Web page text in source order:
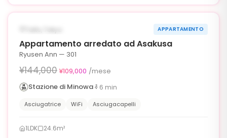
‹ ›
APPARTAMENTO
Appartamento arredato ad Asakusa
Ryusen Ann — 301
¥144,000 ¥109,000 /mese
Stazione di Minowa
6 min
Asciugatrice WiFi Asciugacapelli
1LDK
24.6m²